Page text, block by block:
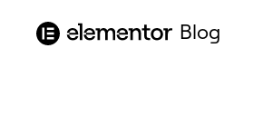
springen
Blog